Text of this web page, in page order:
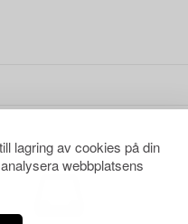
lagring av cookies på din
webbplatsens